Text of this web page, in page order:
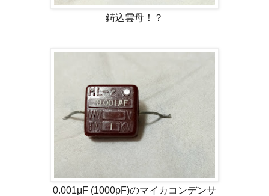
鋳込雲母！？
0.001μF (1000pF)のマイカコンデンサ